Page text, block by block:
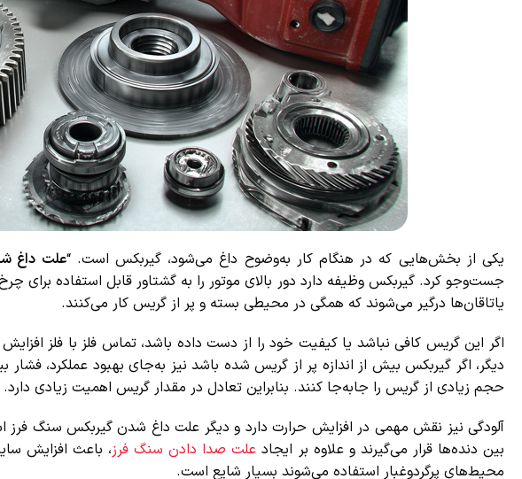
یکی از بخش‌هایی که در هنگام کار به‌وضوح داغ می‌شود، گیربکس است. “ علت داغ
جست‌وجو کرد. گیربکس وظیفه دارد دور بالای موتور را به گشتاور قابل استفاده برای
یاتاقان‌ها درگیر می‌شوند که همگی در محیطی بسته و پر از گریس کار می‌کنند.
اگر این گریس کافی نباشد یا کیفیت خود را از دست داده باشد، تماس فلز با فلز
دیگر، اگر گیربکس بیش از اندازه پر از گریس شده باشد نیز به‌جای بهبود عملکرد، فشار
حجم زیادی از گریس را جابه‌جا کنند. بنابراین تعادل در مقدار گریس اهمیت زیادی دارد.
آلودگی نیز نقش مهمی در افزایش حرارت دارد و دیگر علت داغ شدن گیربکس سنگ فرز
بین دنده‌ها قرار می‌گیرند و علاوه بر ایجادعلت صدا دادن سنگ فرز، باعث افزایش
محیط‌های پرگردوغبار استفاده می‌شوند بسیار شایع است.